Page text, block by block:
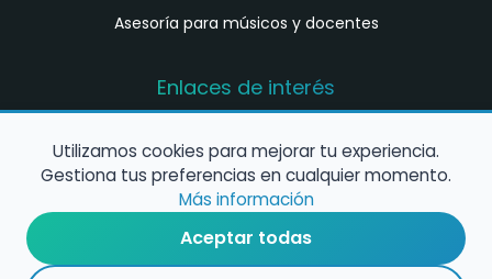
Asesoría para músicos y docentes
Enlaces de interés
música en España
Configura alertas de empleo
Contacta con nosotros
Utilizamos cookies para mejorar tu experiencia.
Gestiona tus preferencias en cualquier momento.
Más información
Aceptar todas